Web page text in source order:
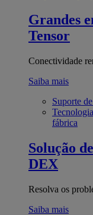
Grandes
Tensor
Conectividade
Saiba mais
Suporte
fábrica
Solução
DEX
Resolva os
Saiba mais